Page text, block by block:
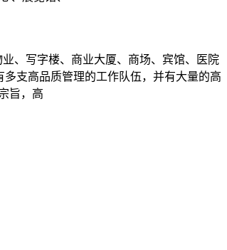
、写字楼、商业大厦、商场、宾馆、医院
支高品质管理的工作队伍，并有大量的高
旨，高